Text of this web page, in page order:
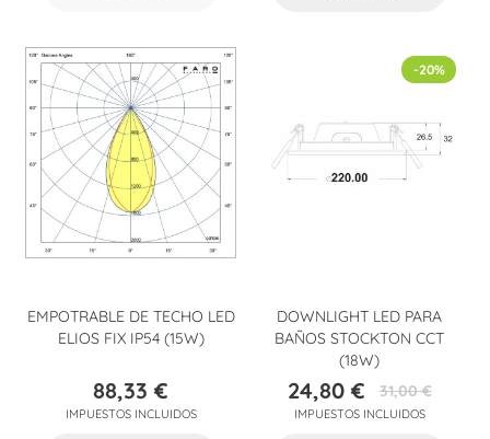
EMPOTRABLE DE TECHO LED
ELIOS FIX IP54 (15W)
Precio
88,33 €
IMPUESTOS INCLUIDOS
DOWNLIGHT LED PARA
BAÑOS STOCKTON CCT
(18W)
Precio
24,80 €Precio
base
31,00 €
IMPUESTOS INCLUIDOS
-20%